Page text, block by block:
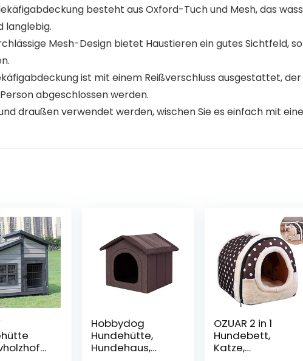
besteht aus Oxford-Tuch und Mesh, das
langlebig.
Mesh-Design bietet Haustieren ein gutes Sichtfeld,
ist mit einem Reißverschluss ausgestattet,
abgeschlossen werden.
draußen verwendet werden, wischen Sie es einfach mit
Hobbydog
Hundehütte,
Hundehaus,
OZUAR 2 in 1
Hundebett,
Katze,